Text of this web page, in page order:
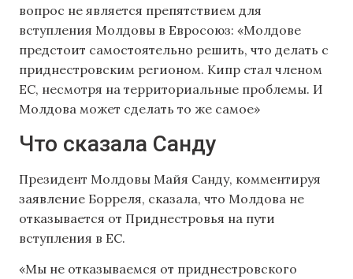
вопрос не является препятствием для
вступления Молдовы в Евросоюз: «Молдове
предстоит самостоятельно решить, что делать с
приднестровским регионом. Кипр стал членом
ЕС, несмотря на территориальные проблемы. И
Молдова может сделать то же самое»
Что сказала Санду
Президент Молдовы Майя Санду, комментируя
заявление Борреля, сказала, что Молдова не
отказывается от Приднестровья на пути
вступления в ЕС.
«Мы не отказываемся от приднестровского